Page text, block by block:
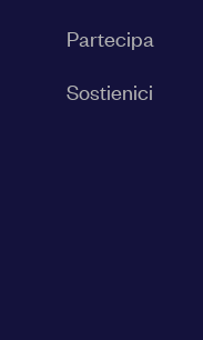
Partecipa
Sostienici